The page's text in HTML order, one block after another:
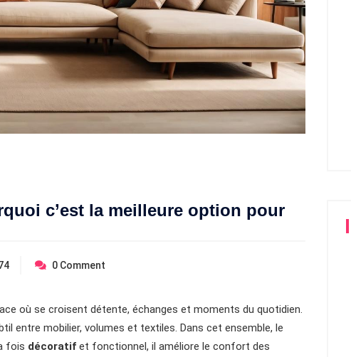
c’est la meilleure option pour
0 Comment
où se croisent détente, échanges et moments du quotidien.
entre mobilier, volumes et textiles. Dans cet ensemble, le
fois décoratif et fonctionnel, il améliore le confort des